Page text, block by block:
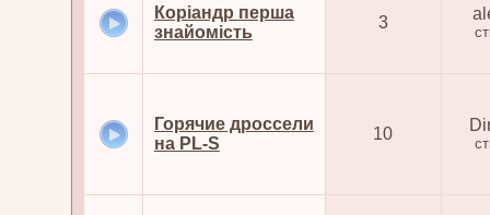
Коріандр перша
знайомість
3
Горячие дроссели
на PL-S
10